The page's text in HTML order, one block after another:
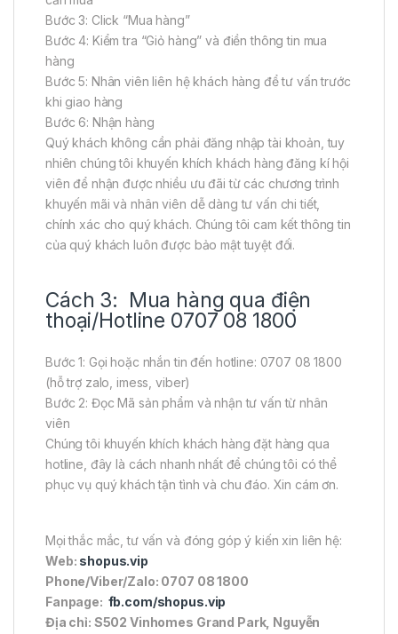
Bước 3: Click “Mua hàng”
Bước 4: Kiểm tra “Giỏ hàng” và điền thông tin mua
hàng
Bước 5: Nhân viên liên hệ khách hàng để tư vấn trước
khi giao hàng
Bước 6: Nhận hàng
Quý khách không cần phải đăng nhập tài khoản, tuy
nhiên chúng tôi khuyến khích khách hàng đăng kí hội
viên để nhận được nhiều ưu đãi từ các chương trình
khuyến mãi và nhân viên dễ dàng tư vấn chi tiết,
chính xác cho quý khách. Chúng tôi cam kết thông tin
của quý khách luôn được bảo mật tuyệt đối.
Cách 3: Mua hàng qua điện
thoại/Hotline 0707 08 1800
Bước 1: Gọi hoặc nhắn tin đến hotline: 0707 08 1800
(hỗ trợ zalo, imess, viber)
Bước 2: Đọc Mã sản phẩm và nhận tư vấn từ nhân
viên
Chúng tôi khuyến khích khách hàng đặt hàng qua
hotline, đây là cách nhanh nhất để chúng tôi có thể
phục vụ quý khách tận tình và chu đáo. Xin cám ơn.
Mọi thắc mắc, tư vấn và đóng góp ý kiến xin liên hệ:
Web: shopus.vip
Phone/Viber/Zalo: 0707 08 1800
Fanpage: fb.com/shopus.vip
Địa chỉ: S502 Vinhomes Grand Park, Nguyễn